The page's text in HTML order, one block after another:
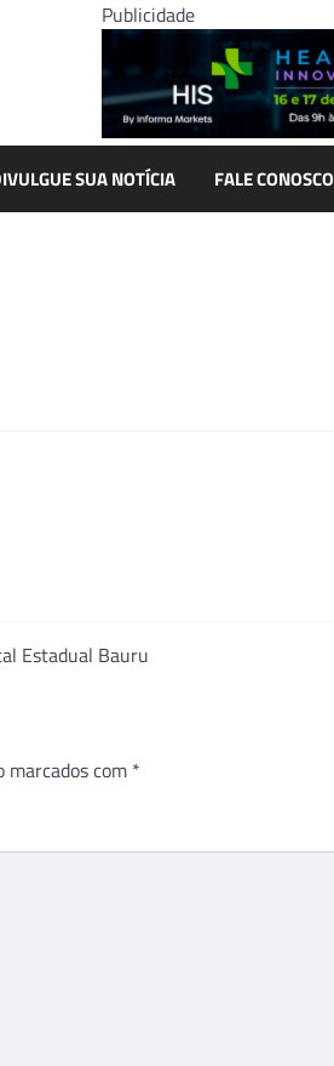
Publicidade
SUA NOTÍCIA FALE CONOSCO
Estadual Bauru
marcados com *